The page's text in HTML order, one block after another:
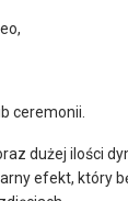
ceremonii.
dużej ilości
efekt, który